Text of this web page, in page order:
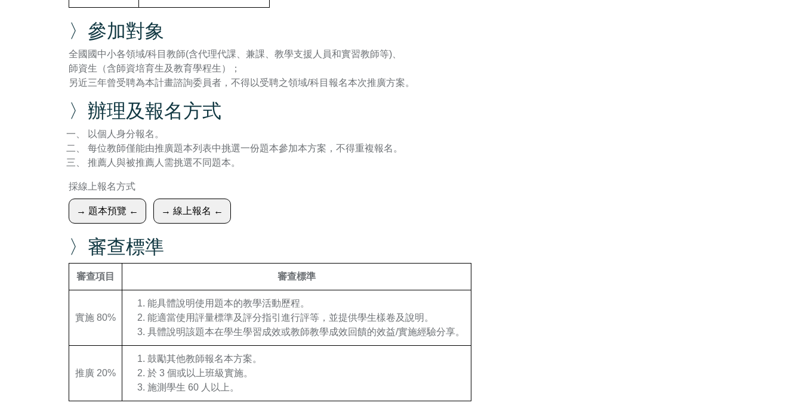
〉參加對象
全國國中小各領域/科目教師(含代理代課、兼課、教學支援人員和實習教師等)、
師資生（含師資培育生及教育學程生）；
另近三年曾受聘為本計畫諮詢委員者，不得以受聘之領域/科目報名本次推廣方案。
〉辦理及報名方式
以個人身分報名。
每位教師僅能由推廣題本列表中挑選一份題本參加本方案，不得重複報名。
推薦人與被推薦人需挑選不同題本。
採線上報名方式
→ 題本預覽 ← → 線上報名 ←
〉審查標準
審查項目 審查標準
實施 80%
能具體說明使用題本的教學活動歷程。
能適當使用評量標準及評分指引進行評等，並提供學生樣卷及說明。
具體說明該題本在學生學習成效或教師教學成效回饋的效益/實施經驗分享。
推廣 20%
鼓勵其他教師報名本方案。
於 3 個或以上班級實施。
施測學生 60 人以上。